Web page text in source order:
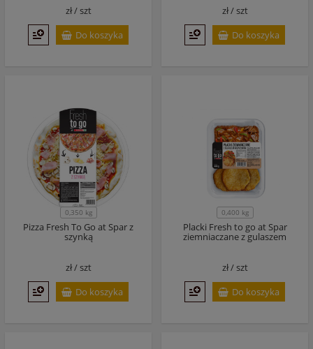
zł /szt
Do koszyka
zł /szt
Do koszyka
0,350 kg
Pizza Fresh To Go at Spar z
szynką
zł /szt
Do koszyka
0,400 kg
Placki Fresh to go at Spar
ziemniaczane z gulaszem
zł /szt
Do koszyka